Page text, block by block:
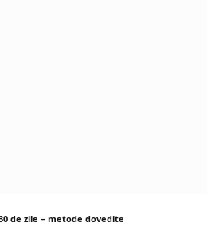
de zile – metode dovedite